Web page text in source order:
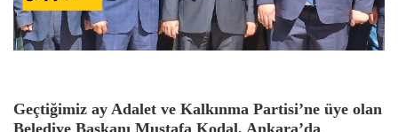
Geçtiğimiz ay Adalet ve Kalkınma Partisi’ne üye olan